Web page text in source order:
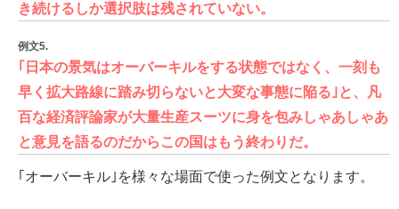
き続けるしか選択肢は残されていない。
例文5.
｢日本の景気はオーバーキルをする状態ではなく、一刻も
早く拡大路線に踏み切らないと大変な事態に陥る｣と、凡
百な経済評論家が大量生産スーツに身を包みしゃあしゃあ
と意見を語るのだからこの国はもう終わりだ。
｢オーバーキル｣を様々な場面で使った例文となります。